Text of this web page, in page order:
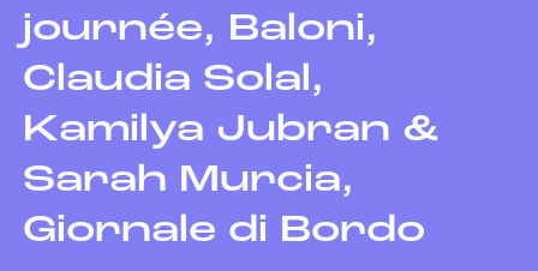
journée, Baloni,
Claudia Solal,
Kamilya Jubran &
Sarah Murcia,
Giornale di Bordo